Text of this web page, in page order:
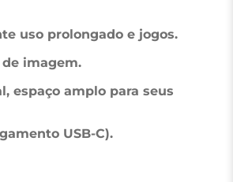
uso prolongado e jogos.
imagem.
USB-C).